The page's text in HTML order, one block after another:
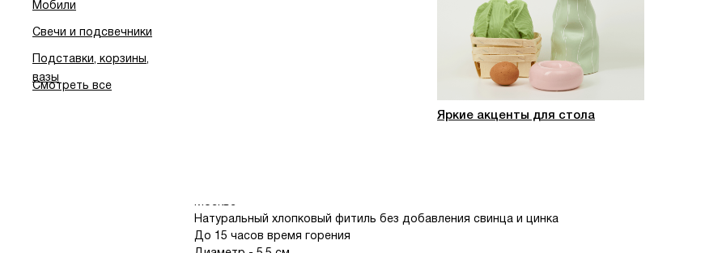
Cвечи в стеклянных баночках с алюминиевой крышкой познакомят вас с
самыми популярными ароматами Flame Moscow. Небольшой размер - 110 мл -
Москве
Натуральный хлопковый фитиль без добавления свинца и цинка
До 15 часов время горения
Мобили
Свечи и подсвечники
Подставки, корзины,
вазы
Яркие акценты для стола
Смотреть все